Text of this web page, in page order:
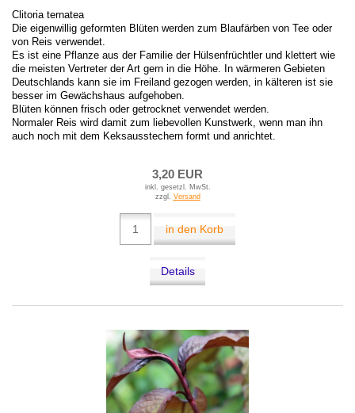
Clitoria ternatea
Die eigenwillig geformten Blüten werden zum Blaufärben von Tee oder
von Reis verwendet.
Es ist eine Pflanze aus der Familie der Hülsenfrüchtler und klettert wie
die meisten Vertreter der Art gern in die Höhe. In wärmeren Gebieten
Deutschlands kann sie im Freiland gezogen werden, in kälteren ist sie
besser im Gewächshaus aufgehoben.
Blüten können frisch oder getrocknet verwendet werden.
Normaler Reis wird damit zum liebevollen Kunstwerk, wenn man ihn
auch noch mit dem Keksausstechern formt und anrichtet.
3,20 EUR
inkl. gesetzl. MwSt.
zzgl. Versand
in den Korb
Details